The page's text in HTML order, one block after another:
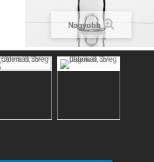
Nagyobb